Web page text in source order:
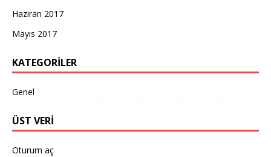
Haziran 2017
Mayıs 2017
KATEGORILER
Genel
ÜST VERI
Oturum aç